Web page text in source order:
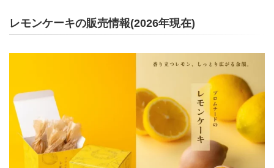
レモンケーキの販売情報(2026年現在)